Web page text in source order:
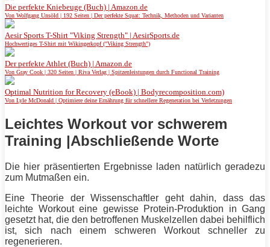
Die perfekte Kniebeuge (Buch) | Amazon.de
Von Wolfgang Unsöld | 192 Seiten | Der perfekte Squat: Technik, Methoden und Varianten
Aesir Sports T-Shirt "Viking Strength" | AesirSports.de
Hochwertiges T-Shirt mit Wikingerkopf ("Viking Strength")
Der perfekte Athlet (Buch) | Amazon.de
Von Gray Cook | 320 Seiten | Riva Verlag | Spitzenleistungen durch Functional Training
Optimal Nutrition for Recovery (eBook) | Bodyrecomposition.com)
Von Lyle McDonald | Optimiere deine Ernährung für schnellere Regeneration bei Verletzungen
Leichtes Workout vor schwerem
Training |Abschließende Worte
Die hier präsentierten Ergebnisse laden natürlich geradezu
zum Mutmaßen ein.
Eine Theorie der Wissenschaftler geht dahin, dass das
leichte Workout eine gewisse Protein-Produktion in Gang
gesetzt hat, die den betroffenen Muskelzellen dabei behilflich
ist, sich nach einem schweren Workout schnellerzu
regenerieren.